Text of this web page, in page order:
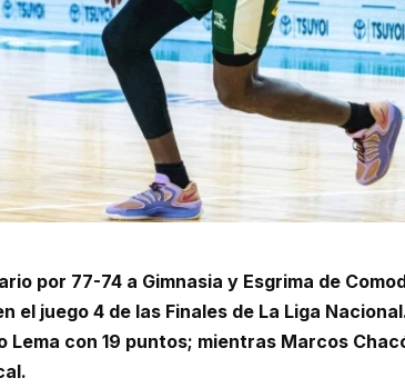
por 77-74 a Gimnasia y Esgrima de
el juego 4 de las Finales de La Liga
con 19 puntos; mientras Marcos